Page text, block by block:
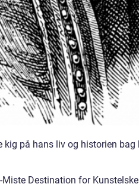
kig på hans liv og historien bag
Miste Destination for